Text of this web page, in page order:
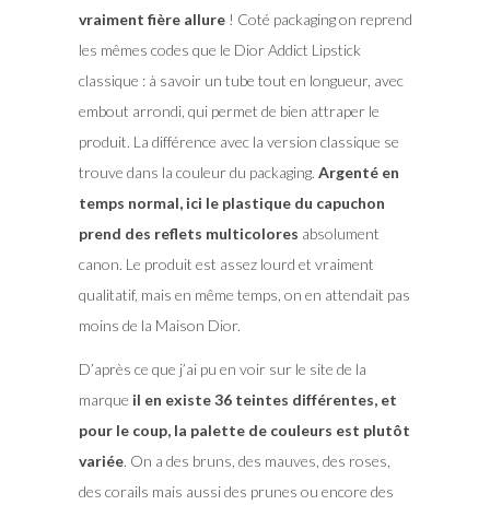
vraiment fière allure! Coté packaging on reprend
les mêmes codes que le Dior Addict Lipstick
classique : à savoir un tube tout en longueur, avec
embout arrondi, qui permet de bien attraper le
produit. La différence avec la version classique se
trouve dans la couleur du packaging. Argenté en
temps normal, ici le plastique du capuchon
prend des reflets multicolores absolument
canon. Le produit est assez lourd et vraiment
qualitatif, mais en même temps, on en attendait pas
moins de la Maison Dior.
D’après ce que j’ai pu en voir sur le site de la
marque il en existe 36 teintes différentes, et
pour le coup, la palette de couleurs est plutôt
variée. On a des bruns, des mauves, des roses,
des corails mais aussi des prunes ou encore des